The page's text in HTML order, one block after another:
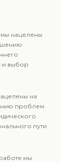
разглашение
нацелены
и выбор
на
проблем
пути
мы